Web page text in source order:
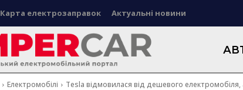
Карта електрозаправок Актуальні новини
Електромобілі Tesla відмовилася від дешевого електромобіля,